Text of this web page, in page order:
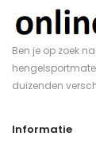
Ben je op zoek
duizenden
Informatie